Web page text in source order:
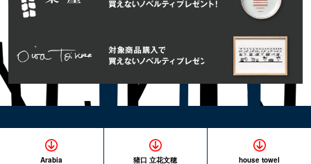
Arabia
猪口 立花文穂
house towel